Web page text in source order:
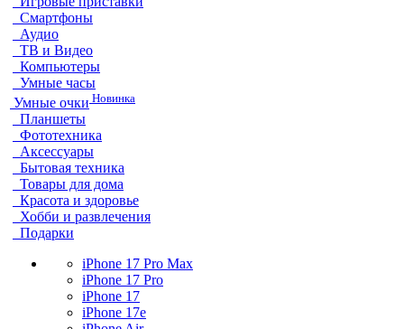
Смартфоны
Аудио
ТВ и Видео
Компьютеры
Умные часы
Умные очки Новинка
Планшеты
Фототехника
Аксессуары
Бытовая техника
Товары для дома
Красота и здоровье
Хобби и развлечения
Подарки
iPhone 17 Pro Max
iPhone 17 Pro
iPhone 17
iPhone 17e